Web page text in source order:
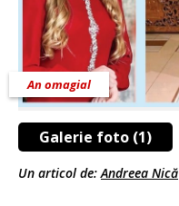
Galerie foto (1)
An omagial
Un articol de:Andreea Nică